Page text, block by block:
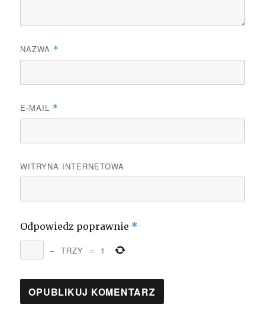
NAZWA *
E-MAIL *
WITRYNA INTERNETOWA
Odpowiedz poprawnie *
− TRZY = 1